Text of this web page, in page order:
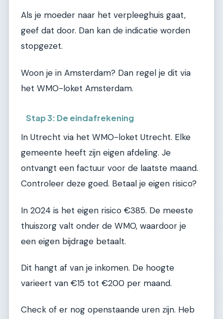
Als je moeder naar het verpleeghuis gaat,
geef dat door. Dan kan de indicatie worden
stopgezet.
Woon je in Amsterdam? Dan regel je dit via
het WMO-loket Amsterdam.
Stap 3: De eindafrekening
In Utrecht via het WMO-loket Utrecht. Elke
gemeente heeft zijn eigen afdeling. Je
ontvangt een factuur voor de laatste maand.
Controleer deze goed. Betaal je eigen risico?
In 2024 is het eigen risico €385. De meeste
thuiszorg valt onder de WMO, waardoor je
een eigen bijdrage betaalt.
Dit hangt af van je inkomen. De hoogte
varieert van €15 tot €200 per maand.
Check of er nog openstaande uren zijn. Heb